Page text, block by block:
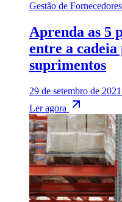
Gestão de Fornecedores
Aprenda as 5
entre a cadeia
suprimentos
29 de setembro de 2021
Ler agora